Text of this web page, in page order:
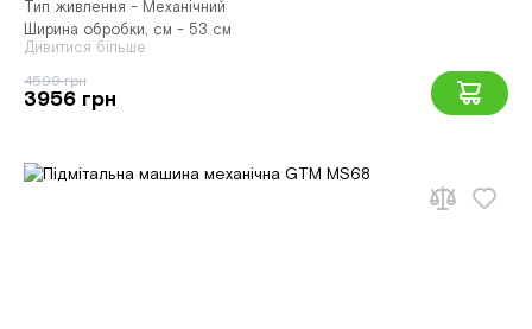
Тип живлення - Механічний
Ширина обробки, см - 53 см
Дивитися більше
4599 грн
3956 грн